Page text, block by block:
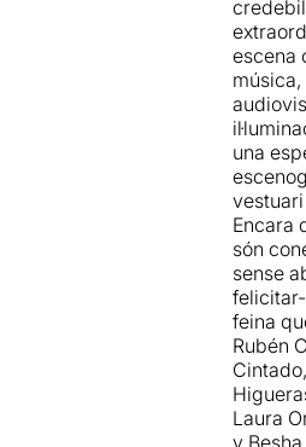
escena
una
Encara
són
sense
felicitar-
feina
Rubén
Laura
y